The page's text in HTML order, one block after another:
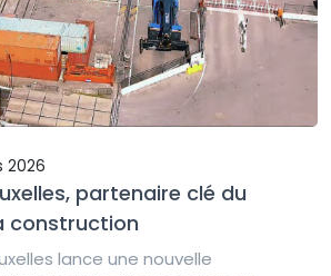
2026
partenaire clé du
construction